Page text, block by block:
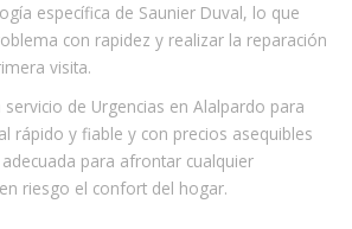
específica de Saunier Duval, lo que
con rapidez y realizar la reparación
visita.
de Urgencias en Alalpardo para
rápido y fiable y con precios asequibles
para afrontar cualquier
riesgo el confort del hogar.